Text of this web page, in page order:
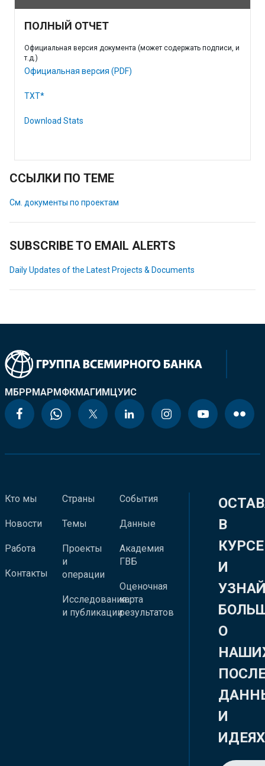
ПОЛНЫЙ ОТЧЕТ
Официальная версия документа (может содержать подписи, и
т.д.)
Официальная версия (PDF)
TXT*
Download Stats
ССЫЛКИ ПО ТЕМЕ
См. документы по проектам
SUBSCRIBE TO EMAIL ALERTS
Daily Updates of the Latest Projects & Documents
МБРРМАРМФКМАГИМЦУИС
Кто мы
Новости
Работа
Контакты
Страны
Темы
Проекты
и
операции
Исследования
и публикации
События
Данные
Академия
ГВБ
Оценочная
карта
результатов
В
КУРСЕ
И
О
И
ИДЕЯХ